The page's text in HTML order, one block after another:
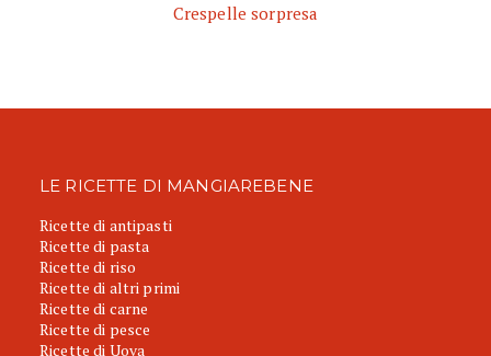
Crespelle sorpresa
LE RICETTE DI MANGIAREBENE
Ricette di antipasti
Ricette di pasta
Ricette di riso
Ricette di altri primi
Ricette di carne
Ricette di pesce
Ricette di Uova